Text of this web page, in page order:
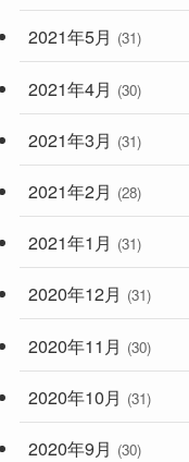
2021年5月 (31)
2021年4月 (30)
2021年3月 (31)
2021年2月 (28)
2021年1月 (31)
2020年12月 (31)
2020年11月 (30)
2020年10月 (31)
2020年9月 (30)